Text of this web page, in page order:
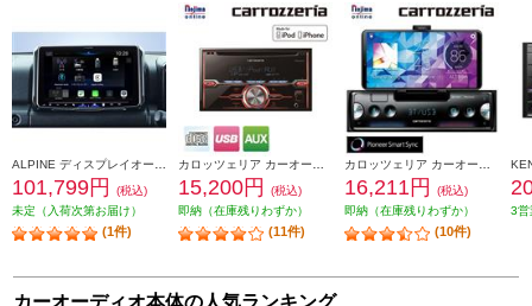
ALPINE ディスプレイオーディオ 9型 パーフェクトフィットビッグDA ジムニージムニーシエラ専用 AndroidAuto AppleCarPlay PF9DA-JI-64
101,799円
(税込)
未定（入荷次第お届け）
(1件)
カロッツェリア カーオーディオ【2DIN/CD/USB/チューナーメインユニット/iPhone/iPod】 FH-3100
15,200円
(税込)
即納（在庫残りわずか）
(11件)
カロッツェリア カーオーディオ【1DIN/Bluetooth/USB/チューナー・DSPメインユニット/iPhone/クレイドル内蔵モデル】 MVH-7500SC
16,211円
(税込)
即納（在庫残りわずか）
(10件)
3営